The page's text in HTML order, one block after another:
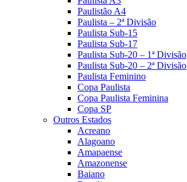
Paulistão A4
Paulista – 2ª Divisão
Paulista Sub-15
Paulista Sub-17
Paulista Sub-20 – 1ª Divisão
Paulista Sub-20 – 2ª Divisão
Paulista Feminino
Copa Paulista
Copa Paulista Feminina
Copa SP
Outros Estados
Acreano
Alagoano
Amapaense
Amazonense
Baiano